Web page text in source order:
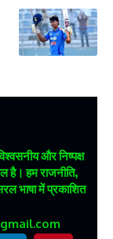
और निष्पक्ष
है। हम राजनीति,
भाषा में प्रकाशित